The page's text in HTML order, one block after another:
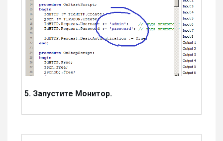
5. Запустите Монитор.